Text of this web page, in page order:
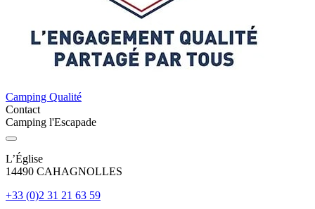
Camping Qualité
Contact
Camping l'Escapade
L’Église
14490 CAHAGNOLLES
+33 (0)2 31 21 63 59